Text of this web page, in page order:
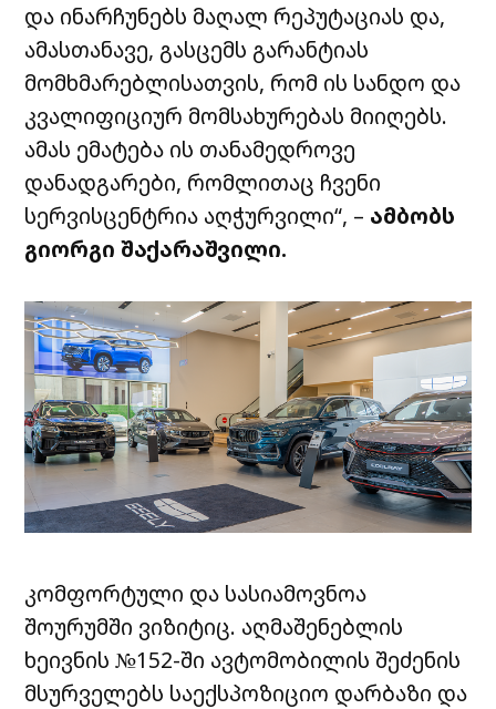
და ინარჩუნებს მაღალ რეპუტაციას და,
ამასთანავე, გასცემს გარანტიას
მომხმარებლისათვის, რომ ის სანდო და
კვალიფიციურ მომსახურებას მიიღებს.
ამას ემატება ის თანამედროვე
დანადგარები, რომლითაც ჩვენი
სერვისცენტრია აღჭურვილი“, – ამბობს
გიორგი შაქარაშვილი.
კომფორტული და სასიამოვნოა
შოურუმში ვიზიტიც. აღმაშენებლის
ხეივნის №152-ში ავტომობილის შეძენის
მსურველებს საექსპოზიციო დარბაზი და